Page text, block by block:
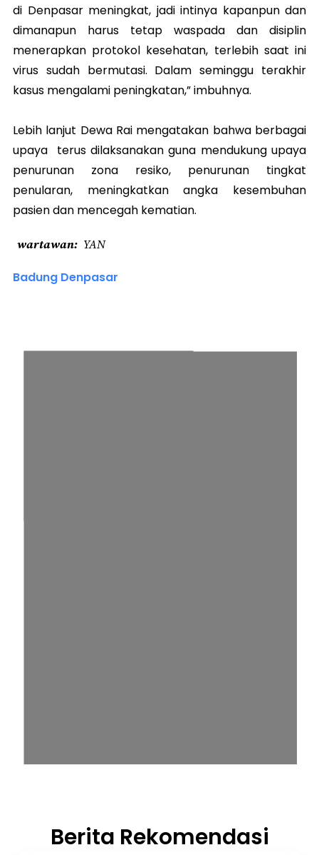
di Denpasar meningkat, jadi intinya kapanpun dan
dimanapun harus tetap waspada dan disiplin
menerapkan protokol kesehatan, terlebih saat ini
virus sudah bermutasi. Dalam seminggu terakhir
kasus mengalami peningkatan,” imbuhnya.
Lebih lanjut Dewa Rai mengatakan bahwa berbagai
upaya terus dilaksanakan guna mendukung upaya
penurunan zona resiko, penurunan tingkat
penularan, meningkatkan angka kesembuhan
pasien dan mencegah kematian.
wartawan YAN
Badung Denpasar
Berita Rekomendasi